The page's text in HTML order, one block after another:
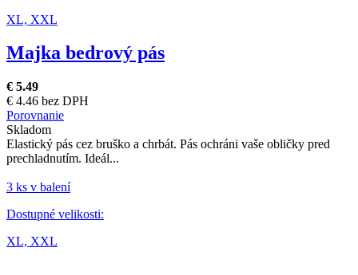
XL, XXL
Majka bedrový pás
€ 5.49
€ 4.46 bez DPH
Porovnanie
Skladom
Elastický pás cez bruško a chrbát. Pás ochráni vaše obličky pred
prechladnutím. Ideál...
3 ks v balení
Dostupné velikosti:
XL, XXL